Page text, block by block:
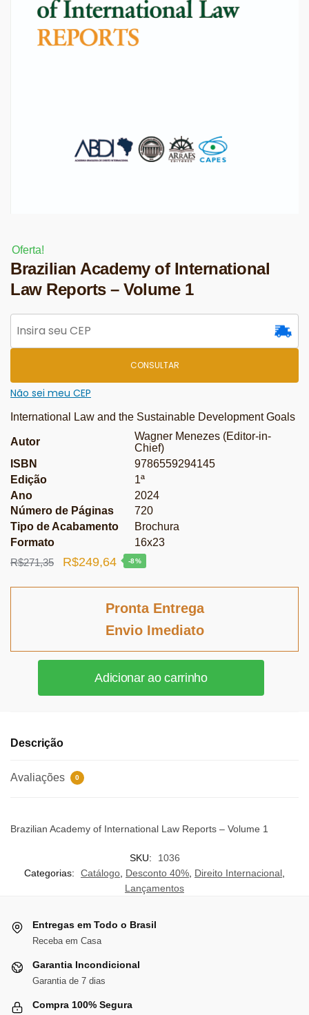
Oferta!
Brazilian Academy of International
Law Reports – Volume 1
CONSULTAR
Não sei meu CEP
International Law and the Sustainable Development Goals
Autor
Wagner Menezes (Editor-in-
Chief)
ISBN
9786559294145
Edição
1ª
Ano
2024
Número de Páginas
720
Tipo de Acabamento
Brochura
Formato
16x23
R$271,35
O
R$249,64O
atual
-8%
Pronta Entrega
Envio Imediato
Reports
Volume
Adicionar ao carrinho
Descrição
Avaliações 0
Brazilian Academy of International Law Reports – Volume 1
SKU:
1036
Categorias:
Catálogo, Desconto 40%, Direito Internacional,
Lançamentos
Entregas em Todo o Brasil
Receba em Casa
Garantia Incondicional
Garantia de 7 dias
Compra 100% Segura